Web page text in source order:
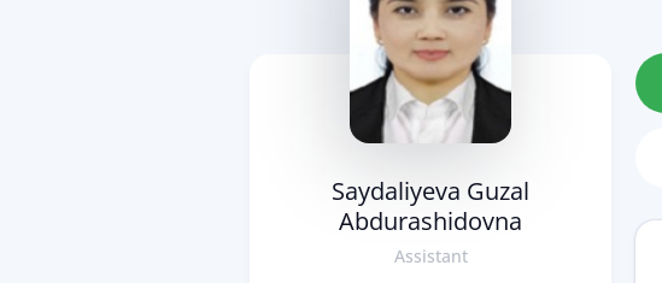
Saydaliyeva Guzal
Abdurashidovna
Assistant